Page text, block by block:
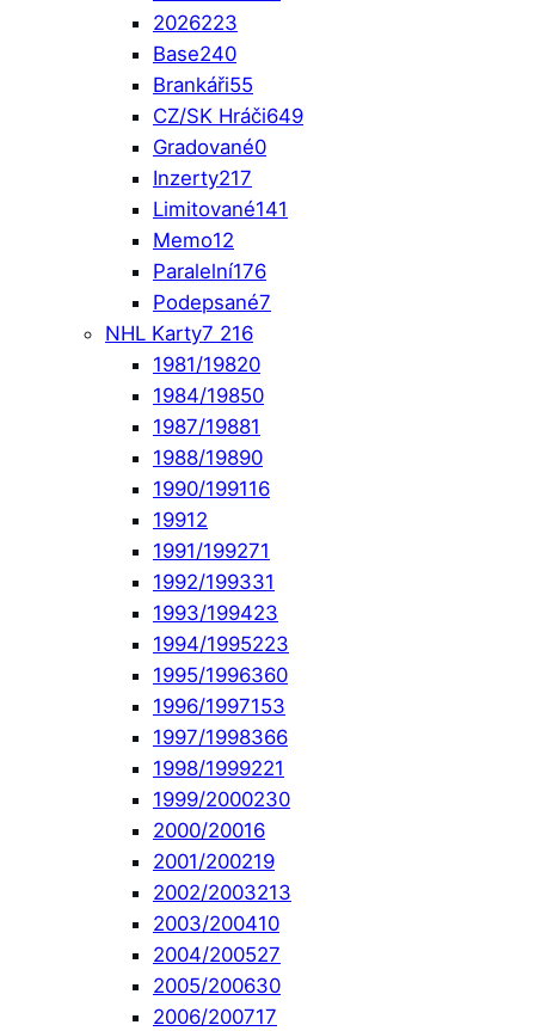
2026223
Base240
Brankáři55
CZ/SK Hráči649
Gradované0
Inzerty217
Limitované141
Memo12
Paralelní176
Podepsané7
NHL Karty7 216
1981/19820
1984/19850
1987/19881
1988/19890
1990/199116
19912
1991/199271
1992/199331
1993/199423
1994/1995223
1995/1996360
1996/1997153
1997/1998366
1998/1999221
1999/2000230
2000/20016
2001/200219
2002/2003213
2003/200410
2004/200527
2005/200630
2006/200717